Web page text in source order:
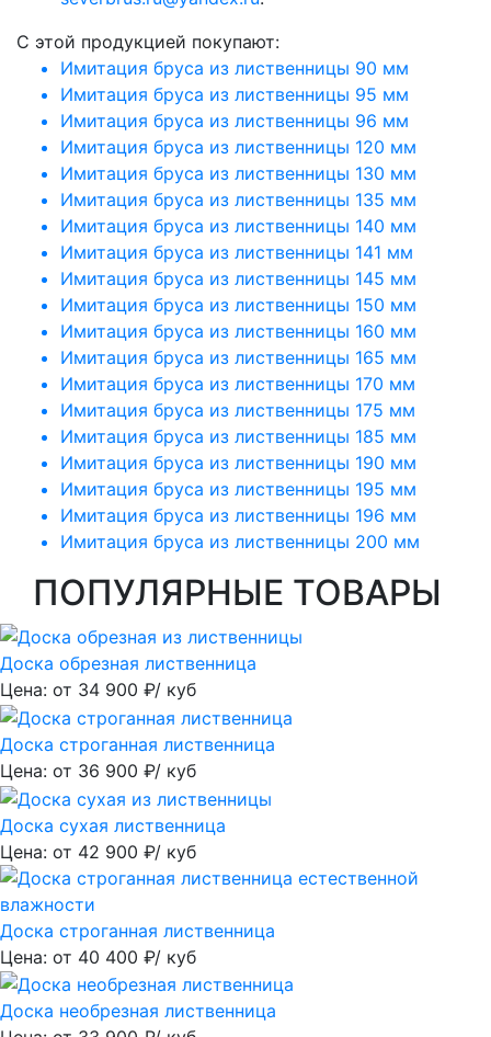
C этой продукцией покупают:
Имитация бруса из лиственницы 90 мм
Имитация бруса из лиственницы 95 мм
Имитация бруса из лиственницы 96 мм
Имитация бруса из лиственницы 120 мм
Имитация бруса из лиственницы 130 мм
Имитация бруса из лиственницы 135 мм
Имитация бруса из лиственницы 140 мм
Имитация бруса из лиственницы 141 мм
Имитация бруса из лиственницы 145 мм
Имитация бруса из лиственницы 150 мм
Имитация бруса из лиственницы 160 мм
Имитация бруса из лиственницы 165 мм
Имитация бруса из лиственницы 170 мм
Имитация бруса из лиственницы 175 мм
Имитация бруса из лиственницы 185 мм
Имитация бруса из лиственницы 190 мм
Имитация бруса из лиственницы 195 мм
Имитация бруса из лиственницы 196 мм
Имитация бруса из лиственницы 200 мм
ПОПУЛЯРНЫЕ ТОВАРЫ
Доска обрезная лиственница
Цена: от 34 900 ₽/ куб
Доска строганная лиственница
Цена: от 36 900 ₽/ куб
Доска сухая лиственница
Цена: от 42 900 ₽/ куб
Доска строганная лиственница
Цена: от 40 400 ₽/ куб
Доска необрезная лиственница